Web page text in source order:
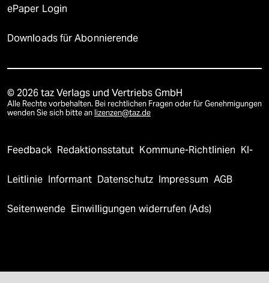
ePaper Login
Downloads für Abonnierende
© 2026 taz Verlags und Vertriebs GmbH
Alle Rechte vorbehalten. Bei rechtlichen Fragen oder für Genehmigungen
wenden Sie sich bitte an lizenzen@taz.de
Feedback Redaktionsstatut Kommune-Richtlinien KI-
Leitlinie Informant Datenschutz Impressum AGB
Seitenwende Einwilligungen widerrufen (Ads)